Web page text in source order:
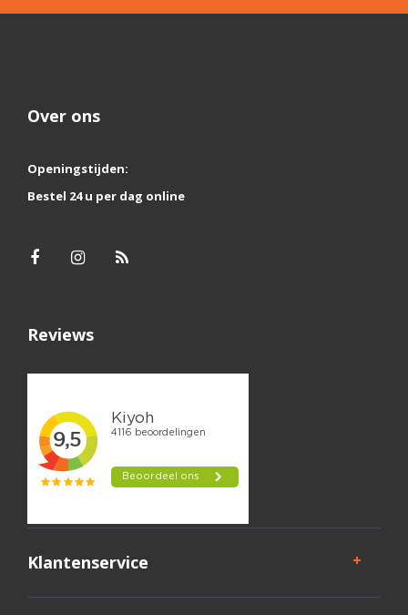
Over ons
Openingstijden:
Bestel 24 u per dag online
Reviews
Klantenservice